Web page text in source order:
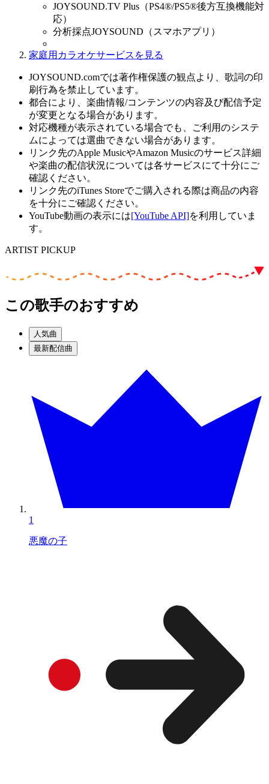
JOYSOUND.TV Plus（PS4®/PS5®後方互換機能対
応）
分析採点JOYSOUND（スマホアプリ）
家庭用カラオケサービスを見る
JOYSOUND.comでは著作権保護の観点より、歌詞の印
刷行為を禁止しています。
都合により、楽曲情報/コンテンツの内容及び配信予定
が変更となる場合があります。
対応機種が表示されている場合でも、ご利用のシステ
ムによっては選曲できない場合があります。
リンク先のApple MusicやAmazon Musicのサービス詳細
や楽曲の配信状況については各サービスにて十分にご
確認ください。
リンク先のiTunes Storeでご購入される際は商品の内容
を十分にご確認ください。
YouTube動画の表示には[YouTube API]を利用していま
す。
ARTIST PICKUP
この歌手のおすすめ
人気曲
最新配信曲
1
悪魔の子